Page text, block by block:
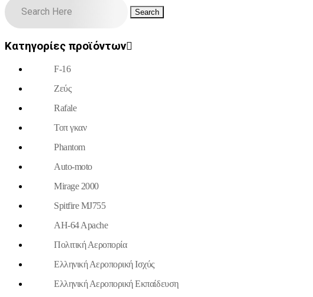
Κατηγορίες προϊόντων
F-16
Ζεύς
Rafale
Τοπ γκαν
Phantom
Auto-moto
Mirage 2000
Spitfire MJ755
AH-64 Apache
Πολιτική Αεροπορία
Ελληνική Αεροπορική Ισχύς
Ελληνική Αεροπορική Εκπαίδευση